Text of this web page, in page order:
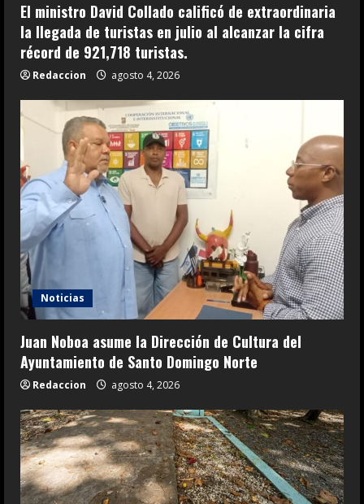
El ministro David Collado calificó de extraordinaria
la llegada de turistas en julio al alcanzar la cifra
récord de 921,718 turistas.
Redaccion agosto 4, 2026
Noticias
Juan Noboa asume la Dirección de Cultura del
Ayuntamiento de Santo Domingo Norte
Redaccion agosto 4, 2026